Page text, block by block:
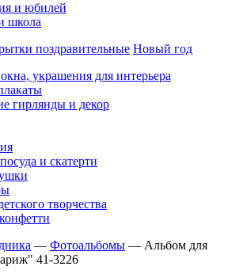
и юбилей
школа
поздравительные Новый год
украшения для интерьера
гирлянды и декор
и скатерти
творчества
— Фотоальбомы — Альбом для
41-3226